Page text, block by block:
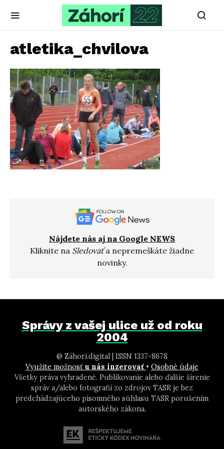
atletika_chvilova
Nájdete nás aj na Google NEWS
Kliknite na Sledovaťa nepremeškáte žiadne
novinky.
Správy z vašej ulice už od roku
2004
@ Záhori.digital | ISSN 1337-8678
Využite možnosť u nás inzerovať • Osobné údaje
Všetky práva vyhradené. Publikovanie alebo ďalšie šírenie
správ a/alebo fotografií zo zdrojov TASR je bez
predchádzajúceho písomného súhlasu TASR porušením
autorského zákona.